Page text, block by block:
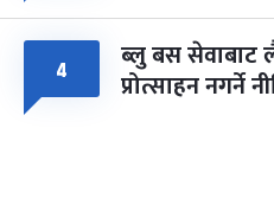
४ ब्लु बस सेवाबाट
प्रोत्साहन नगर्ने